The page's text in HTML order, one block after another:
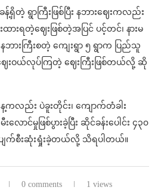
န့်ရှိတဲ့ ရွာကြီးဖြစ်ပြီး နဘားဈေးကလည်း
ထားရတဲ့ဈေးဖြစ်တဲ့အပြင် ပင့်တင်၊ နားမ
၊ နဘားကြီးစတဲ့ ကျေးရွာ ၅ ရွာက ပြည်သူ
ေးဝယ်လုပ်ကြတဲ့ ဈေးကြီးဖြစ်တယ်လို့ ဆို
ေ့ကလည်း ပဲခူးတိုင်း၊ ကျောက်တံခါး
ောင်မှုဖြစ်ပွားခဲ့ပြီး ဆိုင်ခန်းပေါင်း ၄၃၀
ျက်စီးဆုံးရှုံးခဲ့တယ်လို့ သိရပါတယ်။
0 comments 1 views